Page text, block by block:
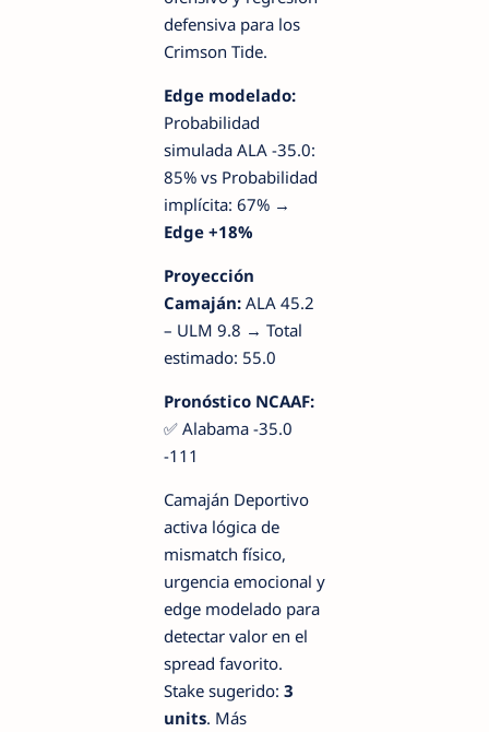
defensiva para los
Crimson Tide.
Edge modelado:
Probabilidad
simulada ALA -35.0:
85% vs Probabilidad
implícita: 67% →
Edge +18%
Proyección
Camaján: ALA 45.2
– ULM 9.8 → Total
estimado: 55.0
Pronóstico NCAAF:
✅ Alabama -35.0
-111
Camaján Deportivo
activa lógica de
mismatch físico,
urgencia emocional y
edge modelado para
detectar valor en el
spread favorito.
Stake sugerido: 3
units. Más